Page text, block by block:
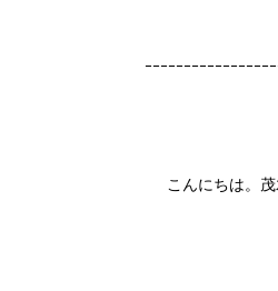
ｰｰｰｰｰｰｰｰｰｰｰｰｰｰｰｰ
こんにちは。